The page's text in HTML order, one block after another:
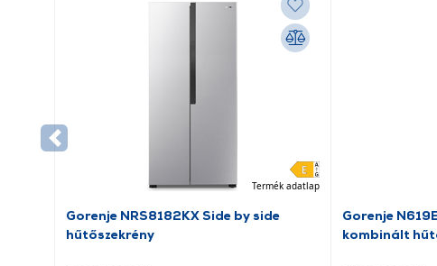
Termék adatlap
Gorenje NRS8182KX Side by side
hűtőszekrény
Gorenje
kombinált